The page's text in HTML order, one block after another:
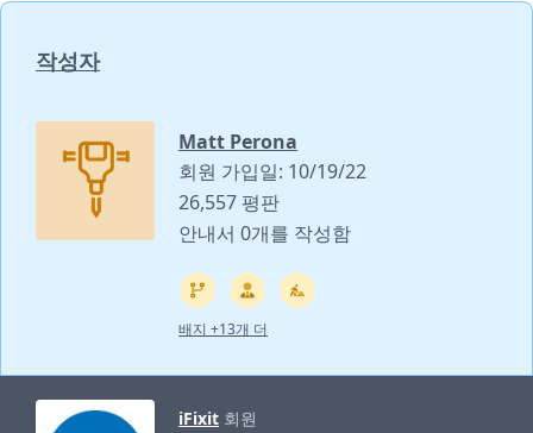
작성자
Matt Perona
회원 가입일: 10/19/22
26,557 평판
안내서 0개를 작성함
배지 +13개 더
iFixit 회원